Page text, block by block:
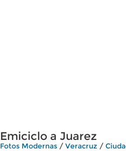
Emiciclo a Juarez
Fotos Modernas / Veracruz /